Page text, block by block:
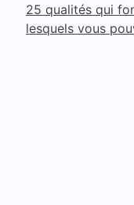
25 qualités qui
lesquels vous